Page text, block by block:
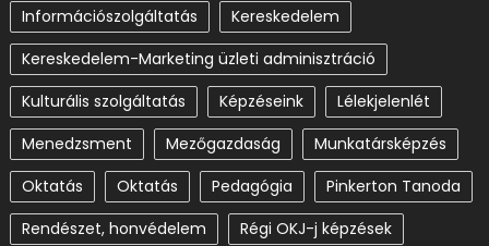
Információszolgáltatás
Kereskedelem
Kereskedelem-Marketing üzleti adminisztráció
Kulturális szolgáltatás
Képzéseink
Lélekjelenlét
Menedzsment
Mezőgazdaság
Munkatársképzés
Oktatás
Oktatás Pedagógia
Pinkerton Tanoda
Rendészet, honvédelem
Régi OKJ-j képzések